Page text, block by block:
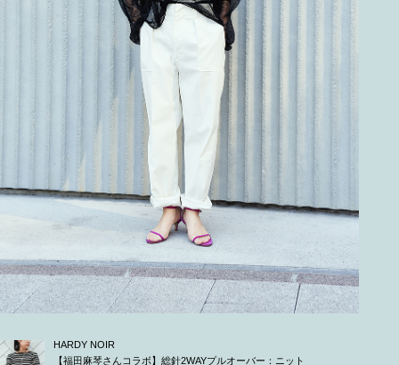
HARDY NOIR
【福田麻琴さんコラボ】総針2WAYプルオーバー：ニット